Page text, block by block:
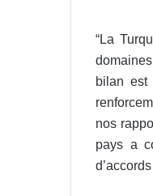
“La
bilan est
nos
pays a